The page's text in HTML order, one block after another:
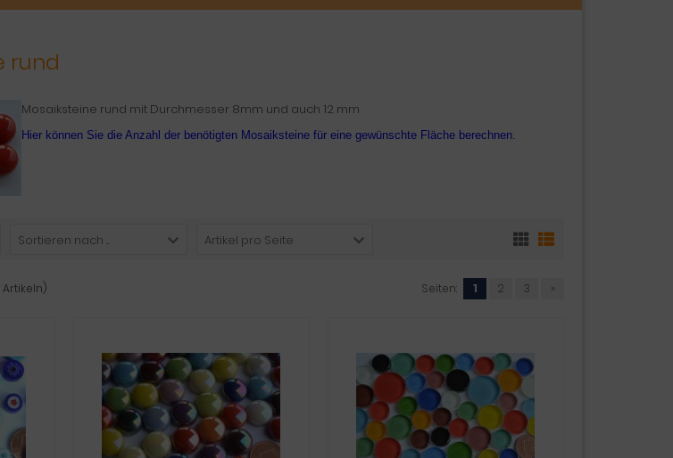
rund
Mosaiksteine rund mit Durchmesser 8mm und auch 12 mm
Hier können Sie die Anzahl der benötigten Mosaiksteine für eine gewünschte Fläche berechnen.
Sortieren nach ... Artikel pro Seite
Artikeln) Seiten: 1 2 3 »